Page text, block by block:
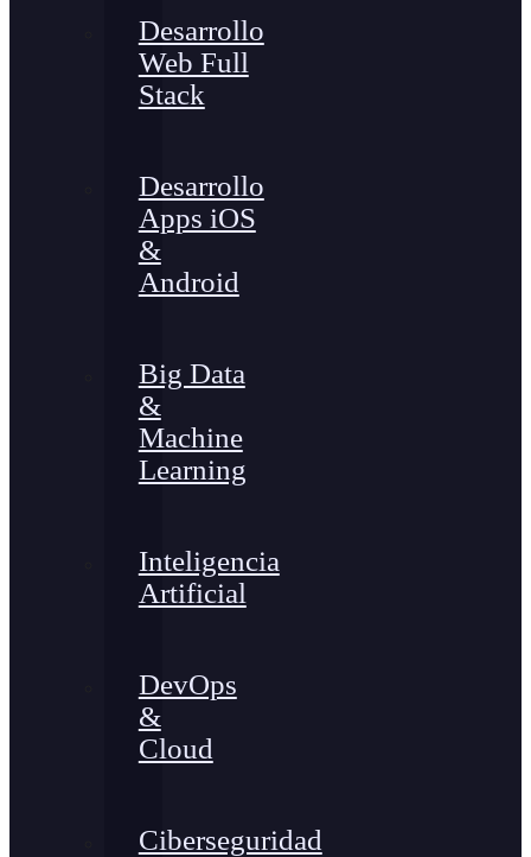
Desarrollo
Web Full
Stack
Desarrollo
Apps iOS
&
Android
Big Data
&
Machine
Learning
Inteligencia
Artificial
DevOps
&
Cloud
Ciberseguridad